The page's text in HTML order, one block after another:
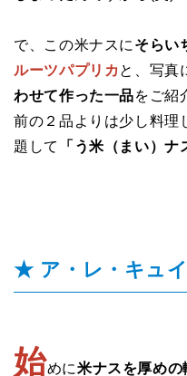
で、この米ナスに そらい
ルーツパプリカ と、写真
わせて作った一品をご紹
前の２品よりは少し料理
題して
「う米（まい）ナ
★ ア・レ・キュ
始めに米ナスを厚めの